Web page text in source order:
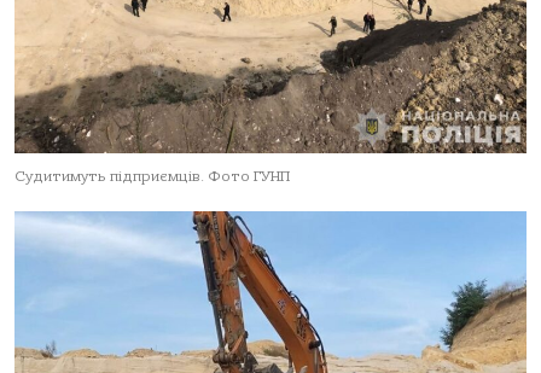
Судитимуть підприємців. Фото ГУНП